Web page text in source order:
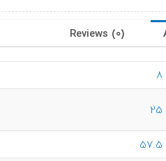
Reviews (0)
8
25
57.5